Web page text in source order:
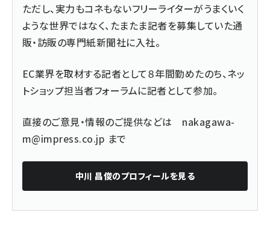
ただし、実力もコネもないフリーライターがうまくいく
ような世界ではなく、たまたま記者を募集していた通
販・訪販の専門紙新聞社に入社。
EC業界を取材する記者として８年間勤めたのち、ネッ
トショップ担当者フォーラムに記者として参加。
直接のご意見・情報のご提供などは nakagawa-
m@impress.co.jp まで
中川 昌俊のプロフィールを見る